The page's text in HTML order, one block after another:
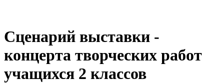
Сценарий выставки -
концерта творческих работ
учащихся 2 классов